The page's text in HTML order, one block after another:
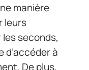
manière
leurs
seconds,
d’accéder à
De plus,